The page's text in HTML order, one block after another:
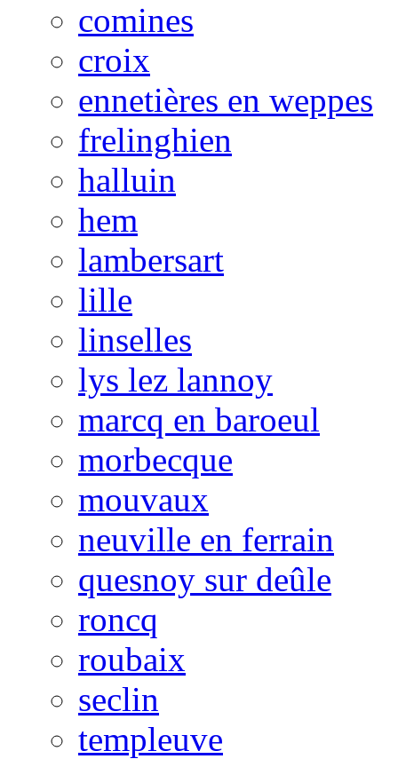
comines
croix
ennetières en weppes
frelinghien
halluin
hem
lambersart
lille
linselles
lys lez lannoy
marcq en baroeul
morbecque
mouvaux
neuville en ferrain
quesnoy sur deûle
roncq
roubaix
seclin
templeuve